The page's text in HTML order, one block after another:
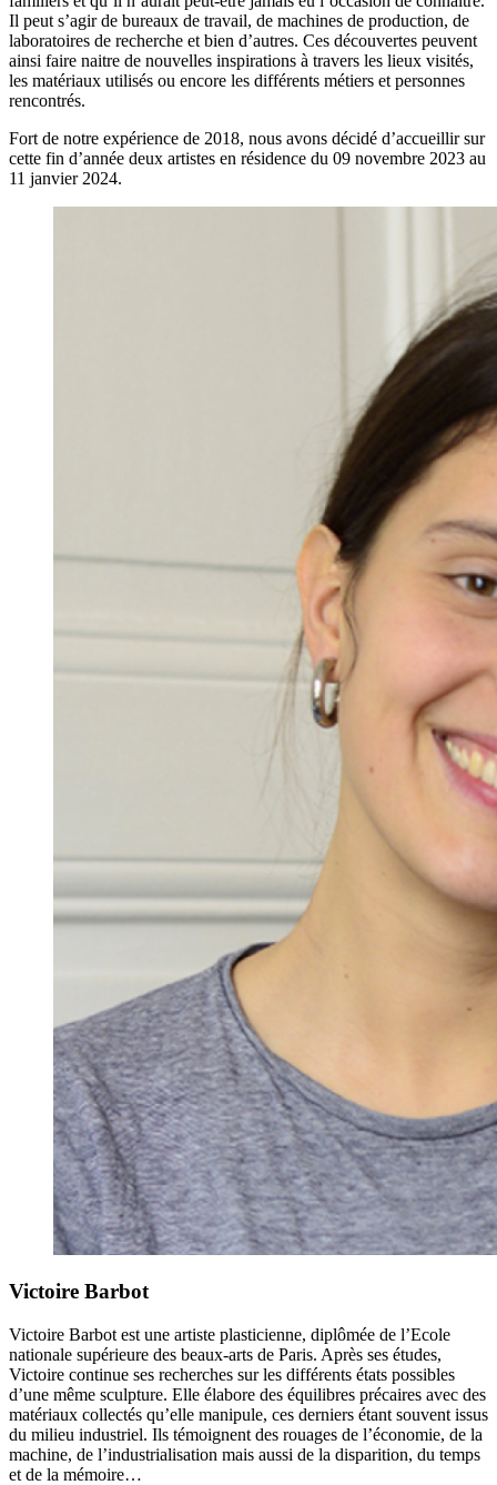
Il peut s’agir de bureaux de travail, de machines de production, de
laboratoires de recherche et bien d’autres. Ces découvertes peuvent
ainsi faire naitre de nouvelles inspirations à travers les lieux visités,
les matériaux utilisés ou encore les différents métiers et personnes
rencontrés.
Fort de notre expérience de 2018, nous avons décidé d’accueillir sur
cette fin d’année deux artistes en résidence du 09 novembre 2023 au
11 janvier 2024.
Victoire Barbot
Victoire Barbot est une artiste plasticienne, diplômée de l’Ecole
nationale supérieure des beaux-arts de Paris. Après ses études,
Victoire continue ses recherches sur les différents états possibles
d’une même sculpture. Elle élabore des équilibres précaires avec des
matériaux collectés qu’elle manipule, ces derniers étant souvent issus
du milieu industriel. Ils témoignent des rouages de l’économie, de la
machine, de l’industrialisation mais aussi de la disparition, du temps
et de la mémoire…